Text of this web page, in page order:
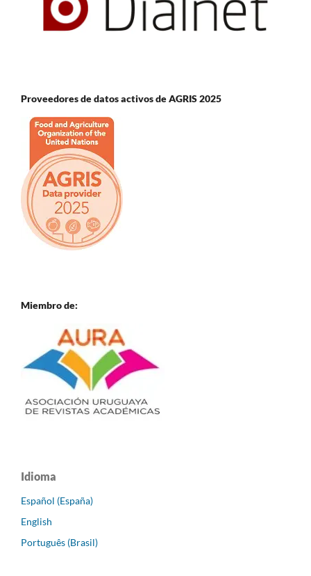
Proveedores de datos activos de AGRIS 2025
Miembro de:
Idioma
Español (España)
English
Português (Brasil)